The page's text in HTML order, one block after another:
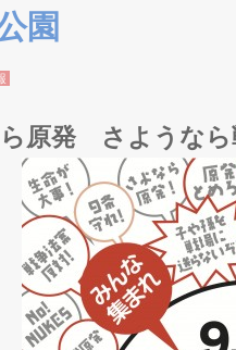
園
ら原発 さような